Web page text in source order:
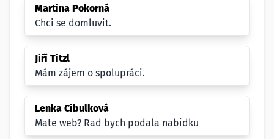
Martina Pokorná
Chci se domluvit.
Jiří Titzl
Mám zájem o spolupráci.
Lenka Cibulková
Mate web? Rad bych podala nabidku